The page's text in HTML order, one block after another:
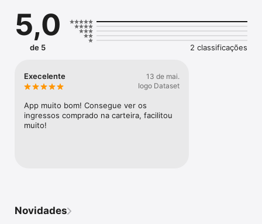
ainda mais praticidade.
Com o app, você pode:
- Entrar no evento com mais rapidez:
Utilize QR Code ou cadastro facial (quando necessário) para
- Acompanhar a programação completa:
Veja datas, horários e atrações para não perder nada.
- Consultar shows e atrações
5,0
de 5 2 classificações
Execelente
13 de mai.
Iogo Dataset
App muito bom! Consegue ver os
ingressos comprado na carteira, facilitou
muito!
Novidades